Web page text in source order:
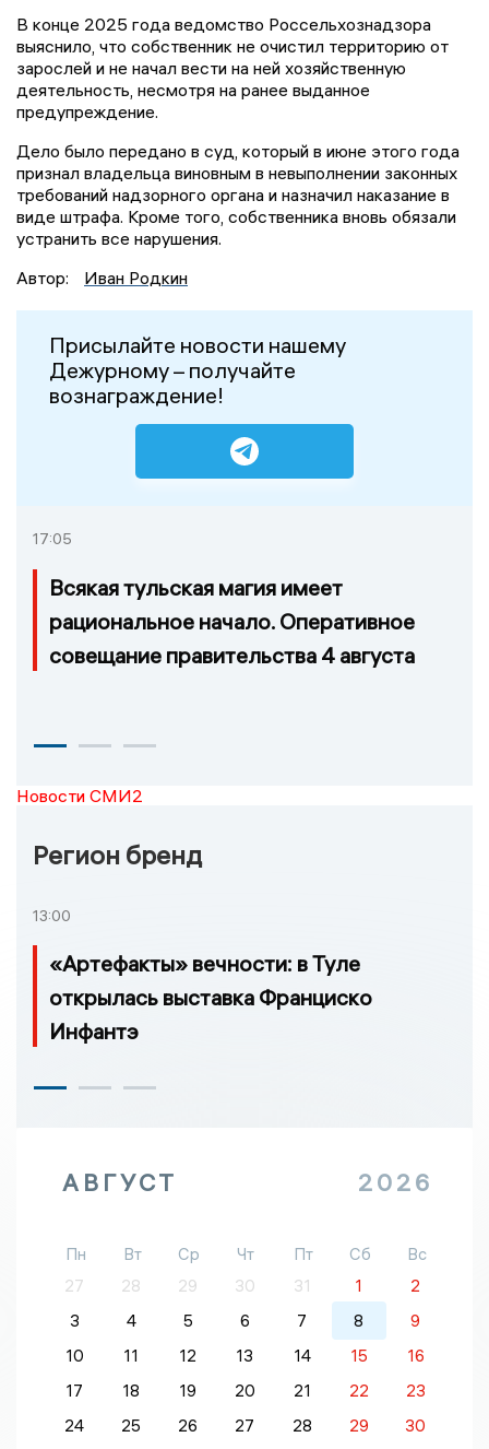
В конце 2025 года ведомство Россельхознадзора
выяснило, что собственник не очистил территорию от
зарослей и не начал вести на ней хозяйственную
деятельность, несмотря на ранее выданное
предупреждение.
Дело было передано в суд, который в июне этого года
признал владельца виновным в невыполнении законных
требований надзорного органа и назначил наказание в
виде штрафа. Кроме того, собственника вновь обязали
устранить все нарушения.
Автор:
Иван Родкин
Присылайте новости нашему
Дежурному – получайте
вознаграждение!
17:05
Всякая тульская магия имеет
рациональное начало. Оперативное
совещание правительства 4 августа
Новости СМИ2
Регион бренд
13:00
«Артефакты» вечности: в Туле
открылась выставка Франциско
Инфантэ
АВГУСТ 2026
Пн Вт Ср Чт Пт Сб
Вс
27
28 29 30 31 1
2
3
4 5 6 7 8
9
10
11 12 13 14 15
16
17
18 19 20 21 22
23
24
25 26 27 28 29
30